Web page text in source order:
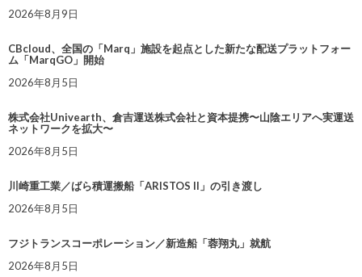
2026年8月9日
CBcloud、全国の「Marq」施設を起点とした新たな配送プラットフォー
ム「MarqGO」開始
2026年8月5日
株式会社Univearth、倉吉運送株式会社と資本提携〜山陰エリアへ実運送
ネットワークを拡大〜
2026年8月5日
川崎重工業／ばら積運搬船「ARISTOS II」の引き渡し
2026年8月5日
フジトランスコーポレーション／新造船「蓉翔丸」就航
2026年8月5日